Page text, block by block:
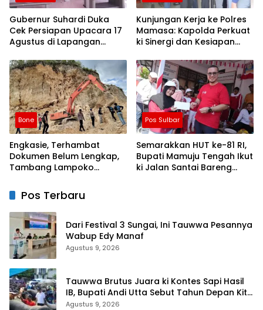
Gubernur Suhardi Duka
Cek Persiapan Upacara 17
Agustus di Lapangan
Persen
Kunjungan Kerja ke Polres
Mamasa: Kapolda Perkuat
ki Sinergi dan Kesiapan
Wilayah
Bone
Engkasie, Terhambat
Dokumen Belum Lengkap,
Tambang Lampoko
Tidak Operasional
Pos Sulbar
Semarakkan HUT ke-81 RI,
Bupati Mamuju Tengah Ikut
ki Jalan Santai Bareng
Pos Terbaru
Dari Festival 3 Sungai, Ini Tauwwa Pesannya
Wabup Edy Manaf
Agustus 9, 2026
Tauwwa Brutus Juara ki Kontes Sapi Hasil
IB, Bupati Andi Utta Sebut Tahun Depan Kita
Bikin Skala Lebih Besar
Agustus 9, 2026